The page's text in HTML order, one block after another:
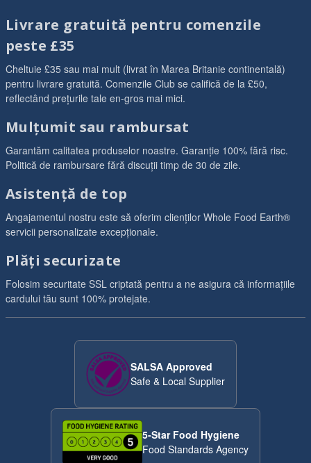
Livrare gratuită pentru comenzile
peste £35
Cheltuie £35 sau mai mult (livrat în Marea Britanie continentală)
pentru livrare gratuită. Comenzile Club se califică de la £50,
reflectând prețurile tale en-gros mai mici.
Mulțumit sau rambursat
Garantăm calitatea produselor noastre. Garanție 100% fără risc.
Politică de rambursare fără discuții timp de 30 de zile.
Asistență de top
Angajamentul nostru este să oferim clienților Whole Food Earth®
servicii personalizate excepționale.
Plăți securizate
Folosim securitate SSL criptată pentru a ne asigura că informațiile
cardului tău sunt 100% protejate.
SALSA Approved
Safe & Local Supplier
5-Star Food Hygiene
Food Standards Agency